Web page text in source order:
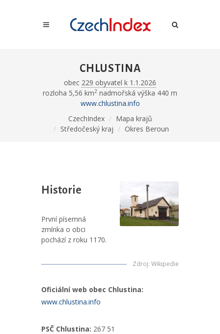
CHLUSTINA
obec 229 obyvatel k 1.1.2026
rozloha 5,56 km2 nadmořská výška 440 m
www.chlustina.info
CzechIndex
Mapa krajů
Středočeský kraj
Okres Beroun
Historie
První písemná
zmínka o obci
pochází z roku 1170.
Zdroj: Wikipedie
Oficiální web obec Chlustina:
www.chlustina.info
PSČ Chlustina: 267 51